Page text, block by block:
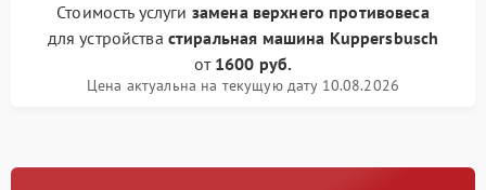
Стоимость услуги замена верхнего противовеса
для устройства стиральная машина Kuppersbusch
от 1600 руб.
Цена актуальна на текущую дату 10.08.2026